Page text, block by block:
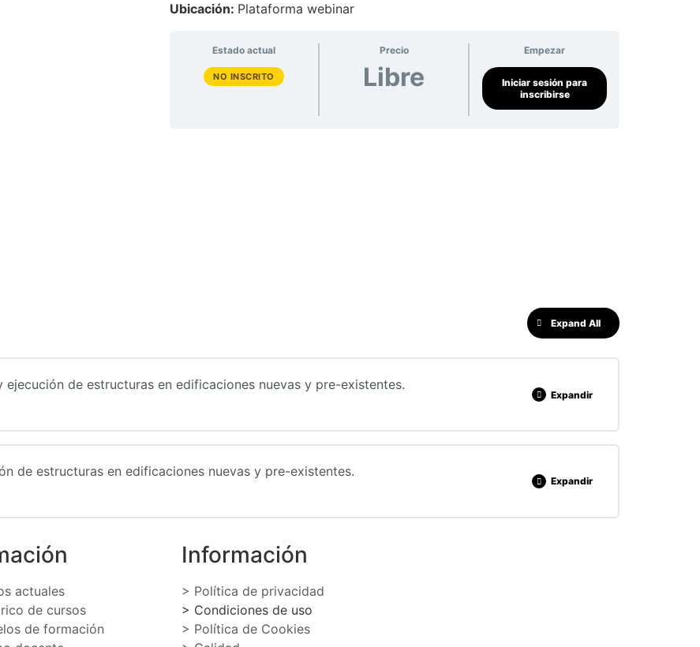
Ubicación: Plataforma webinar
Estado actual
NO INSCRITO
Precio
Libre
Empezar
Iniciar sesión para
inscribirse
Expand All
de estructuras en edificaciones nuevas y pre-existentes.
Expandir
de estructuras en edificaciones nuevas y pre-existentes.
Expandir
actuales
de cursos
de formación
Información
> Política de privacidad
> Condiciones de uso
> Política de Cookies